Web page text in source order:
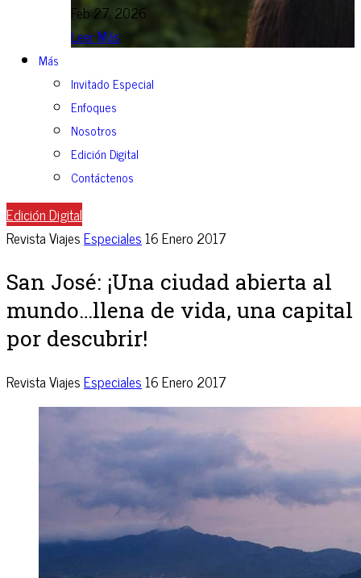
Feb 27, 2026
Leer Más
Más
Invitado Especial
Enfoques
Nosotros
Edición Digital
Contáctenos
Edición Digital
Revista ViajesEspeciales16 Enero 2017
San José: ¡Una ciudad abierta al
mundo…llena de vida, una capital
por descubrir!
Revista ViajesEspeciales16 Enero 2017